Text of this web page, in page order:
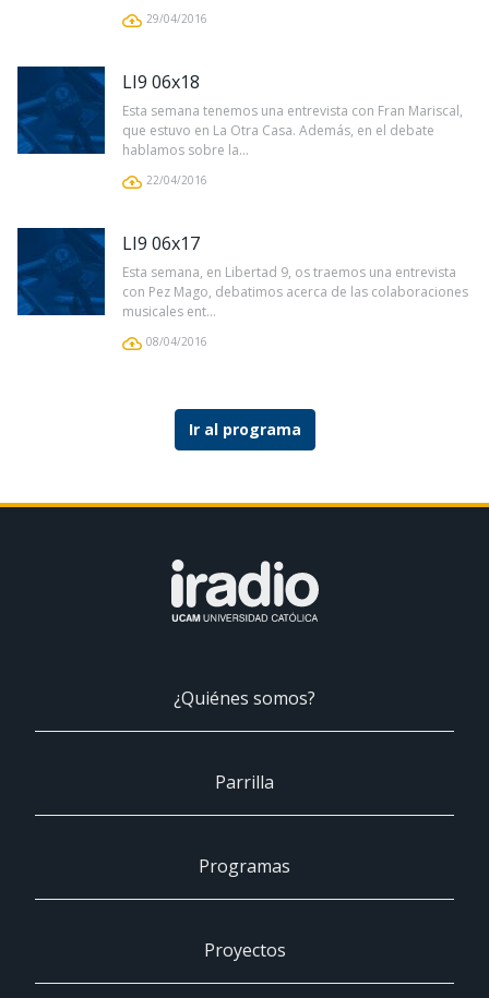
29/04/2016
LI9 06x18
Esta semana tenemos una entrevista con Fran Mariscal,
que estuvo en La Otra Casa. Además, en el debate
hablamos sobre la...
22/04/2016
LI9 06x17
Esta semana, en Libertad 9, os traemos una entrevista
con Pez Mago, debatimos acerca de las colaboraciones
musicales ent...
08/04/2016
Ir al programa
¿Quiénes somos?
Parrilla
Programas
Proyectos